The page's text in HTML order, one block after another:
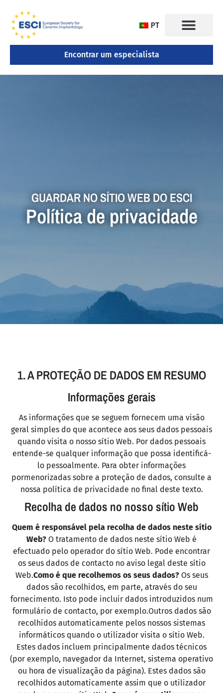
PT
Encontrar um especialista
GUARDAR NO SÍTIO WEB DO ESCI
Política de privacidade
1. A PROTEÇÃO DE DADOS EM RESUMO
Informações gerais
As informações que se seguem fornecem uma visão
geral simples do que acontece aos seus dados pessoais
quando visita o nosso sítio Web. Por dados pessoais
entende-se qualquer informação que possa identificá-
lo pessoalmente. Para obter informações
pormenorizadas sobre a proteção de dados, consulte a
nossa política de privacidade no final deste texto.
Recolha de dados no nosso sítio Web
Quem é responsável pela recolha de dados neste sítio
Web? O tratamento de dados neste sítio Web é
efectuado pelo operador do sítio Web. Pode encontrar
os seus dados de contacto no aviso legal deste sítio
Web.Como é que recolhemos os seus dados?Os seus
dados são recolhidos, em parte, através do seu
fornecimento. Isto pode incluir dados introduzidos num
formulário de contacto, por exemplo.Outros dados são
recolhidos automaticamente pelos nossos sistemas
informáticos quando o utilizador visita o sítio Web.
Estes dados incluem principalmente dados técnicos
(por exemplo, navegador da Internet, sistema operativo
ou hora de visualização da página). Estes dados são
recolhidos automaticamente assim que o utilizador